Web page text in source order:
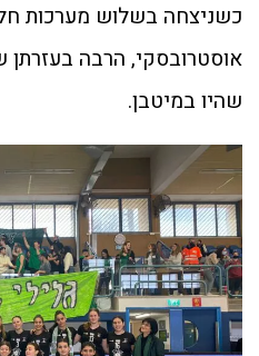
כשניצחה בשלוש מערכות
אוסטרובסקי, הרבה בעזרתן
שהיו במיטבן.